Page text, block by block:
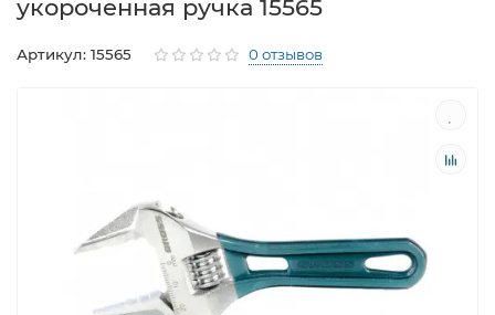
укороченная ручка 15565
Артикул: 15565 0 отзывов